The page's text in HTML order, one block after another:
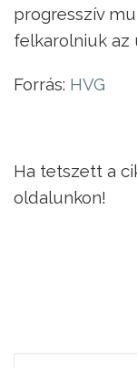
progresszív
felkarolniuk az
Forrás: HVG
Ha tetszett a
oldalunkon!